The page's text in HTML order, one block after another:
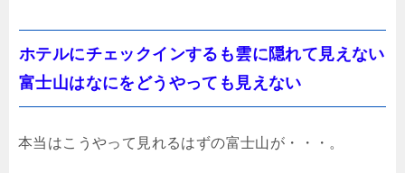
ホテルにチェックインするも雲に隠れて見えない
富士山はなにをどうやっても見えない
本当はこうやって見れるはずの富士山が・・・。